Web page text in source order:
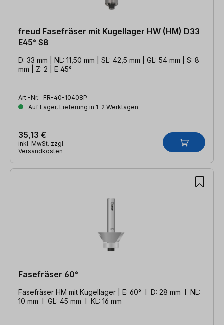
freud Fasefräser mit Kugellager HW (HM) D33
E45° S8
D: 33 mm | NL: 11,50 mm | SL: 42,5 mm | GL: 54 mm | S: 8
mm | Z: 2 | E 45°
Art.-Nr.: FR-40-10408P
Auf Lager, Lieferung in 1-2 Werktagen
35,13 €
inkl. MwSt. zzgl.
Versandkosten
Fasefräser 60°
Fasefräser HM mit Kugellager | E: 60° l D: 28 mm l NL:
10 mm l GL: 45 mm l KL: 16 mm